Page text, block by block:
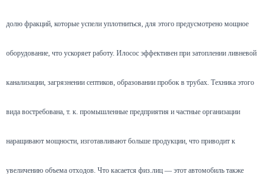
долю фракций, которые успели уплотниться, для этого предусмотрено мощное
оборудование, что ускоряет работу. Илосос эффективен при затоплении ливневой
канализации, загрязнении септиков, образовании пробок в трубах. Техника этого
вида востребована, т. к. промышленные предприятия и частные организации
наращивают мощности, изготавливают больше продукции, что приводит к
увеличению объема отходов. Что касается физ.лиц — этот автомобиль также